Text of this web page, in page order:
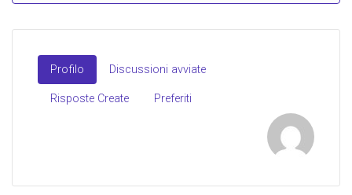
Profilo Discussioni avviate
Risposte Create Preferiti